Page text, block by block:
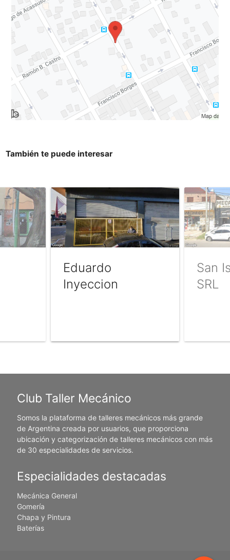
También te puede interesar
Eduardo
Inyeccion
San
SRL
Club Taller Mecánico
Somos la plataforma de talleres mecánicos más grande
de Argentina creada por usuarios, que proporciona
ubicación y categorización de talleres mecánicos con más
de 30 especialidades de servicios.
Especialidades destacadas
Mecánica General
Gomería
Chapa y Pintura
Baterías